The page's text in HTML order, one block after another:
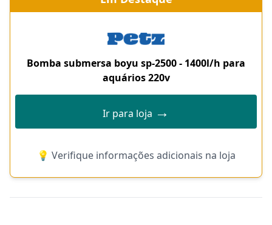
Bomba submersa boyu sp-2500 - 1400l/h para
aquários 220v
Ir para loja →
💡 Verifique informações adicionais na loja